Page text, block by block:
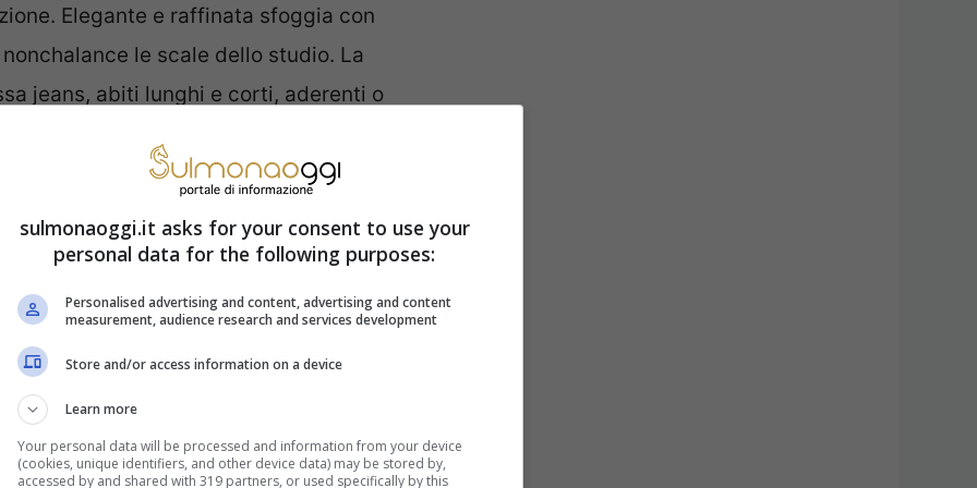
Elegante e raffinata sfoggia con
le scale dello studio. La
jeans, abiti lunghi e corti, aderenti o
un brand di riferimento, dunque i suoi look
la contraddistingue.
casalinga spiazza il
predilige abiti comodi e meno stilosi?
qualsiasi persona opta per indumenti poco
svolgimento delle mansioni domestiche.
sulmonaoggi.it asks for your consent to use your
personal data for the following purposes:
Personalised advertising and content, advertising and content
measurement, audience research and services development
Store and/or access information on a device
Learn more
Your personal data will be processed and information from your device
(cookies, unique identifiers, and other device data) may be stored by,
accessed by and shared with 319 partners, or used specifically by this